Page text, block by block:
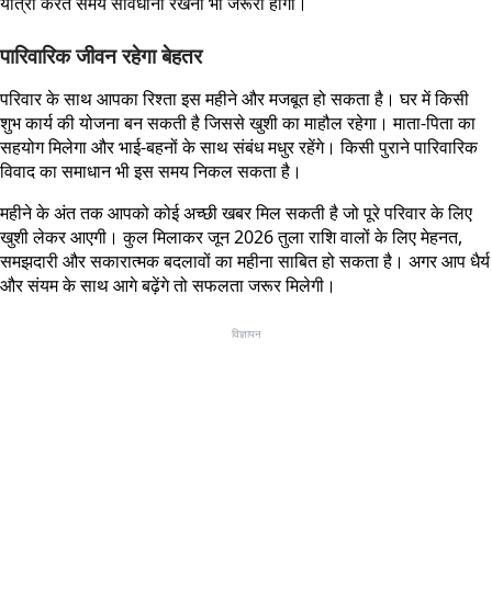
पारिवारिक जीवन रहेगा बेहतर
परिवार के साथ आपका रिश्ता इस महीने और मजबूत हो सकता है। घर में किसी
शुभ कार्य की योजना बन सकती है जिससे खुशी का माहौल रहेगा। माता-पिता का
सहयोग मिलेगा और भाई-बहनों के साथ संबंध मधुर रहेंगे। किसी पुराने पारिवारिक
विवाद का समाधान भी इस समय निकल सकता है।
महीने के अंत तक आपको कोई अच्छी खबर मिल सकती है जो पूरे परिवार के लिए
खुशी लेकर आएगी। कुल मिलाकर जून 2026 तुला राशि वालों के लिए मेहनत,
समझदारी और सकारात्मक बदलावों का महीना साबित हो सकता है। अगर आप धैर्य
और संयम के साथ आगे बढ़ेंगे तो सफलता जरूर मिलेगी।
विज्ञापन